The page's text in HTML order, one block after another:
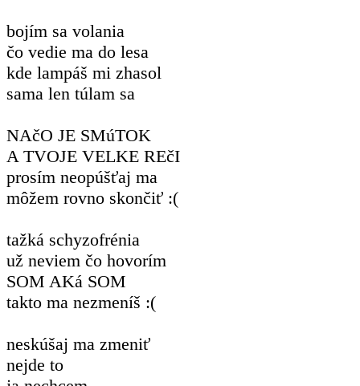
bojím sa volania
čo vedie ma do lesa
kde lampáš mi zhasol
sama len túlam sa
NAčO JE SMúTOK
A TVOJE VELKE REčI
prosím neopúšťaj ma
môžem rovno skončiť :(
tažká schyzofrénia
už neviem čo hovorím
SOM AKá SOM
takto ma nezmeníš :(
neskúšaj ma zmeniť
nejde to